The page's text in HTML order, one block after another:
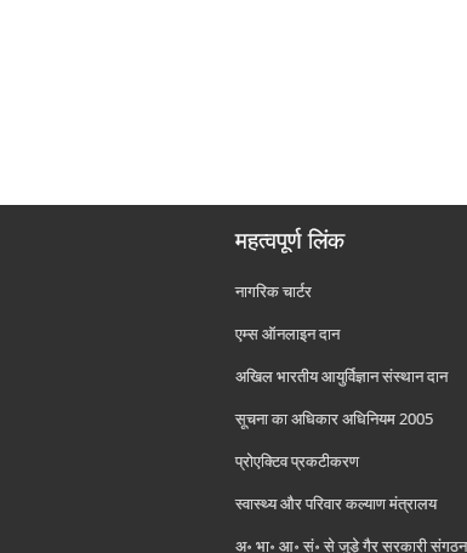
महत्वपूर्ण लिंक
नागरिक चार्टर
एम्स ऑनलाइन दान
अखिल भारतीय आयुर्विज्ञान संस्थान दान
सूचना का अधिकार अधिनियम 2005
प्रोएक्टिव प्रकटीकरण
स्वास्थ्य और परिवार कल्याण मंत्रालय
अ॰ भा॰ आ॰ सं॰ से जुड़े गैर सरकारी संगठन